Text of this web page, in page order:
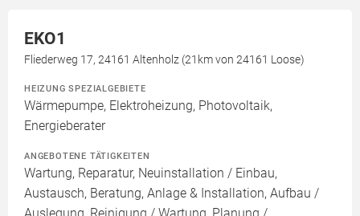
EKO1
Fliederweg 17, 24161 Altenholz (21km von 24161 Loose)
HEIZUNG SPEZIALGEBIETE
Wärmepumpe, Elektroheizung, Photovoltaik,
Energieberater
ANGEBOTENE TÄTIGKEITEN
Wartung, Reparatur, Neuinstallation / Einbau,
Austausch, Beratung, Anlage & Installation, Aufbau /